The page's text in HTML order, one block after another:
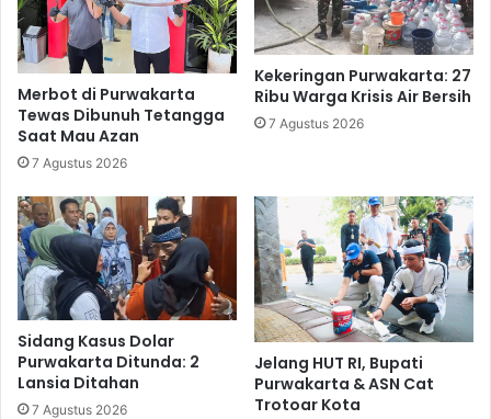
Merbot di Purwakarta
Tewas Dibunuh Tetangga
Saat Mau Azan
7 Agustus 2026
Kekeringan Purwakarta: 27
Ribu Warga Krisis Air Bersih
7 Agustus 2026
Sidang Kasus Dolar
Purwakarta Ditunda: 2
Lansia Ditahan
7 Agustus 2026
Jelang HUT RI, Bupati
Purwakarta & ASN Cat
Trotoar Kota